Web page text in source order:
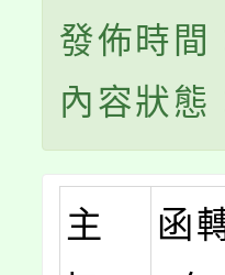
發佈時
內容狀態
主
函